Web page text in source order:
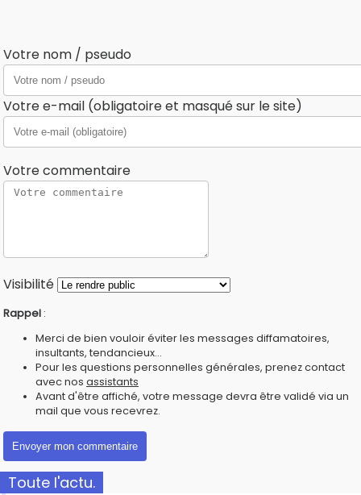
Votre nom / pseudo
Votre e-mail (obligatoire et masqué sur le site)
Votre commentaire
Visibilité
Rappel :
Merci de bien vouloir éviter les messages diffamatoires,
insultants, tendancieux...
Pour les questions personnelles générales, prenez contact
avec nos assistants
Avant d'être affiché, votre message devra être validé via un
mail que vous recevrez.
Toute l'actu.